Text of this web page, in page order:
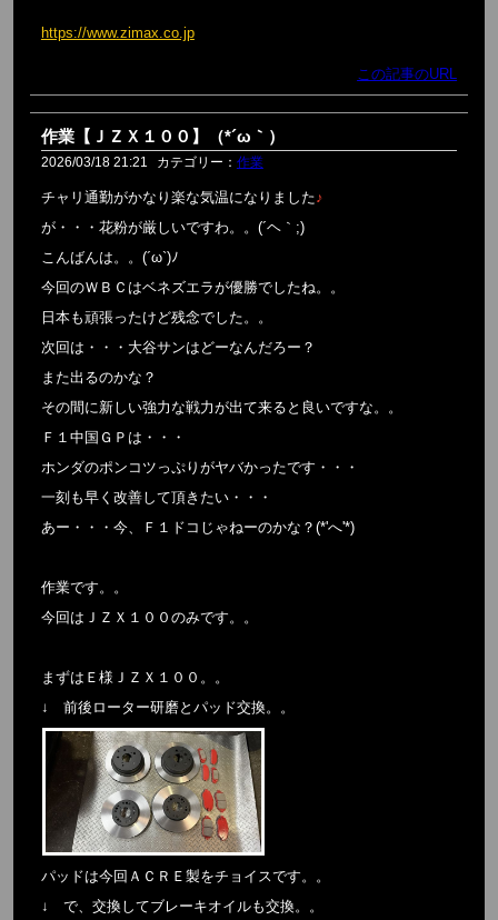
https://www.zimax.co.jp
この記事のURL
作業【ＪＺＸ１００】（*´ω｀）
2026/03/18 21:21 カテゴリー： 作業
チャリ通勤がかなり楽な気温になりました♪
が・・・花粉が厳しいですわ。。(´ヘ｀;)
こんばんは。。(´ω`)ﾉ
今回のＷＢＣはベネズエラが優勝でしたね。。
日本も頑張ったけど残念でした。。
次回は・・・大谷サンはどーなんだろー？
また出るのかな？
その間に新しい強力な戦力が出て来ると良いですな。。
Ｆ１中国ＧＰは・・・
ホンダのポンコツっぷりがヤバかったです・・・
一刻も早く改善して頂きたい・・・
あー・・・今、Ｆ１ドコじゃねーのかな？(*'へ'*)
作業です。。
今回はＪＺＸ１００のみです。。
まずはＥ様ＪＺＸ１００。。
↓ 前後ローター研磨とパッド交換。。
パッドは今回ＡＣＲＥ製をチョイスです。。
↓ で、交換してブレーキオイルも交換。。